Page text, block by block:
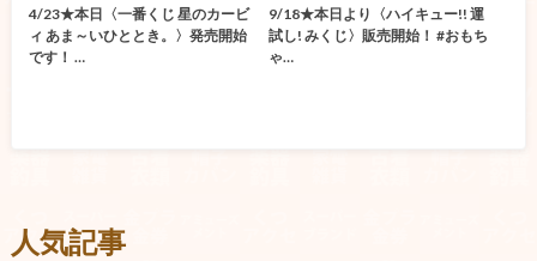
4/23★本日〈一番くじ 星のカービ
ィ あま～いひととき。〉発売開始
です！ …
9/18★本日より〈ハイキュー!! 運
試し! みくじ〉販売開始！ #おもち
ゃ…
人気記事